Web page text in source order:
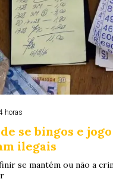
horas
se bingos e
ilegais
se mantém ou não a